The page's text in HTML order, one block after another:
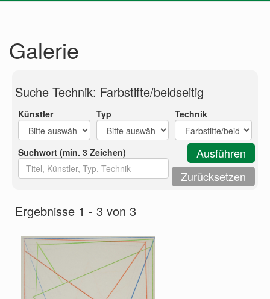
Galerie
Suche Technik: Farbstifte/beidseitig
Künstler Typ Technik
Suchwort (min. 3 Zeichen)
Ergebnisse 1 - 3 von 3